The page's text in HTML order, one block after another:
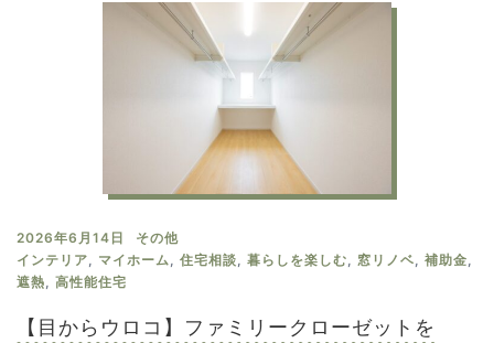
2026年6月14日
その他
インテリア, マイホーム, 住宅相談, 暮らしを楽しむ, 窓リノベ, 補助金,
遮熱, 高性能住宅
【目からウロコ】ファミリークローゼットを